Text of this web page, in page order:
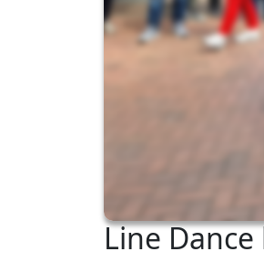
Line